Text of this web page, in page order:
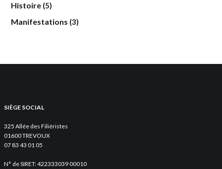
Histoire (5)
Manifestations (3)
SIÈGE SOCIAL
325 Allée des Filiéristes
01600 TREVOUX
07 83 43 01 05
N° de SIRET: 422333039 00010